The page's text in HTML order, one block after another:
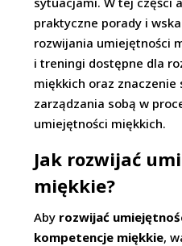
praktyczne porady i
rozwijania umiejętności
i treningi dostępne dla
miękkich oraz
zarządzania sobą w
umiejętności miękkich.
Jak rozwijać
miękkie?
Aby rozwijać
kompetencje miękkie,